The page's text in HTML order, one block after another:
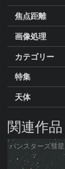
焦点距離
画像処理
カテゴリー
特集
天体
関連作品